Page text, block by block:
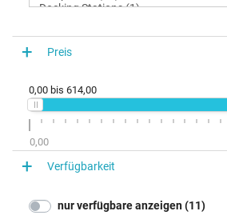
Preis
0,00 bis 614,00
0,00
Verfügbarkeit
nur verfügbare anzeigen (11)